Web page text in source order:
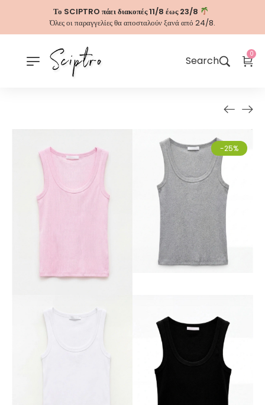
Το SCIPTRO πάει διακοπές 11/8 έως 23/8
Όλες οι παραγγελίες θα αποσταλούν ξανά από 24/8.
Search
0
-25%